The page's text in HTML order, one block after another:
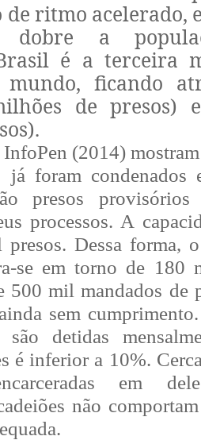
de ritmo acelerado,
dobre a
é a terceira
ficando
de presos)
(2014)
foram condenados
presos provisórios
processos. A
Dessa forma,
se em torno de 180
500 mil mandados de
sem
detidas
é inferior a 10%.
em
não